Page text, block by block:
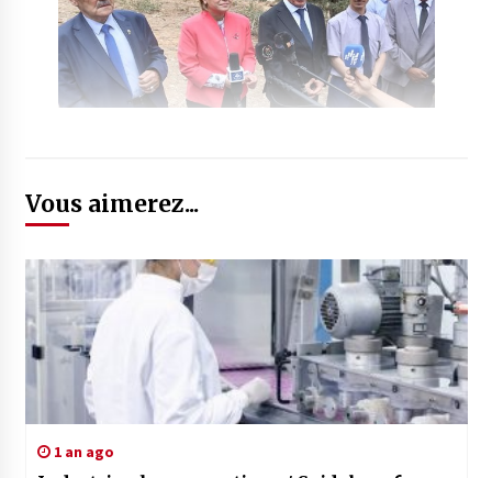
Vous aimerez...
1 an ago